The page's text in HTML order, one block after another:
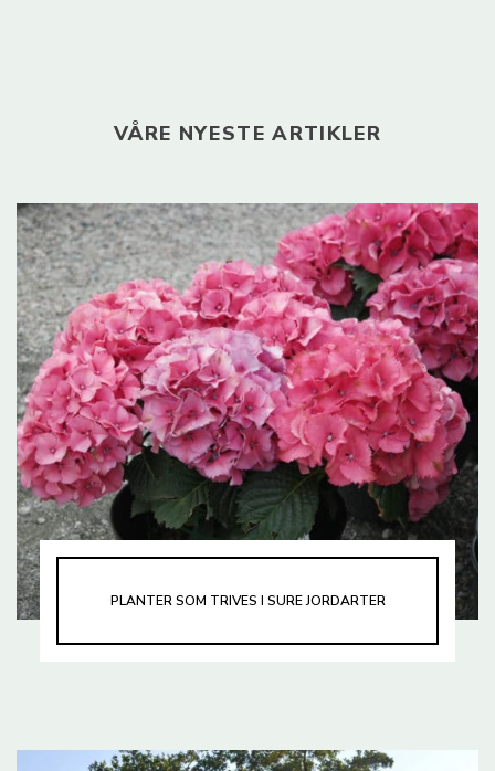
VÅRE NYESTE ARTIKLER
PLANTER SOM TRIVES I SURE JORDARTER